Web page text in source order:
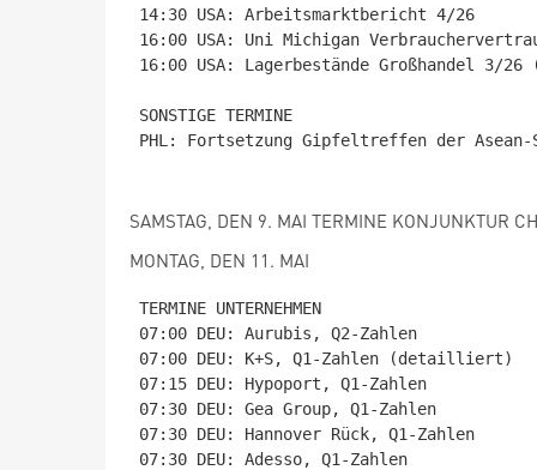
14:30 USA: Arbeitsmarktbericht 4/26
16:00 USA: Uni Michigan
16:00 USA: Lagerbestände Großhandel 3/
SONSTIGE TERMINE
PHL: Fortsetzung Gipfeltreffen der Asean-
SAMSTAG, DEN 9. MAI TERMINE KONJUNKTUR
MONTAG, DEN 11. MAI
TERMINE UNTERNEHMEN
07:00 DEU: Aurubis, Q2-Zahlen
07:00 DEU: K+S, Q1-Zahlen (detailliert)
07:15 DEU: Hypoport, Q1-Zahlen
07:30 DEU: Gea Group, Q1-Zahlen
07:30 DEU: Hannover Rück, Q1-Zahlen
07:30 DEU: Adesso, Q1-Zahlen